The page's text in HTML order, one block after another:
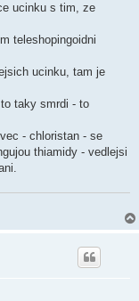
ucinku s tim, ze
teleshopingoidni
ucinku, tam je
taky smrdi - to
- chloristan - se
thiamidy - vedlejsi